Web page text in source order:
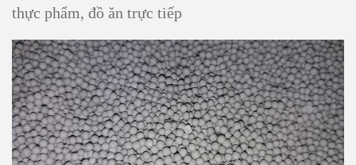
thực phẩm, đồ ăn trực tiếp